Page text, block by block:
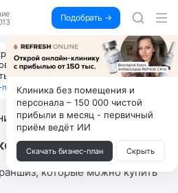
Подобрать →
пользоваться ИИ, вы можете
на их обучении по 500 тыс. каждый
план ↓
7
которые можно купить
Клиника без помещения и
персонала – 150 000 чистой
прибыли в месяц - первичный
приём ведёт ИИ
Скачать бизнес-план Скрыть